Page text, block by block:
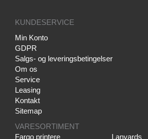
KUNDESERVICE
Min Konto
GDPR
Salgs- og leveringsbetingelser
Om os
Service
Leasing
Kontakt
Sitemap
VARESORTIMENT
Fargo printere
Lanyards